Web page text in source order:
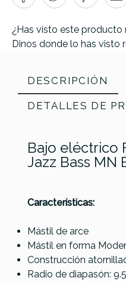
¿Has visto este producto
Dinos donde lo has visto
DESCRIPCIÓN
DETALLES DE
Bajo eléctrico
Jazz Bass MN
Características:
Mástil de arce
Mástil en forma
Construcción
Radio de diapasón:
Referencia